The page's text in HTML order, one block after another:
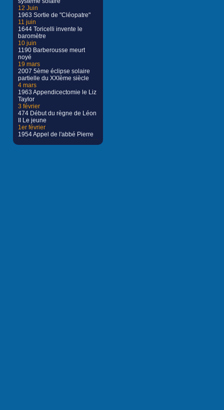
12 Juin
1963 Sortie de "Cléopatre"
11 juin
1644 Toricelli invente le
baromètre
10 juin
1190 Barberousse meurt
noyé
19 mars
2007 5ème éclipse solaire
partielle du XXIème siècle
4 mars
1963 Appendicectomie le Liz
Taylor
3 février
474 Début du règne de Léon
II Le jeune
1er février
1954 Appel de l'abbé Pierre